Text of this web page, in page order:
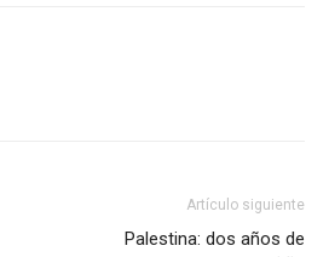
Artículo siguiente
Palestina: dos años de